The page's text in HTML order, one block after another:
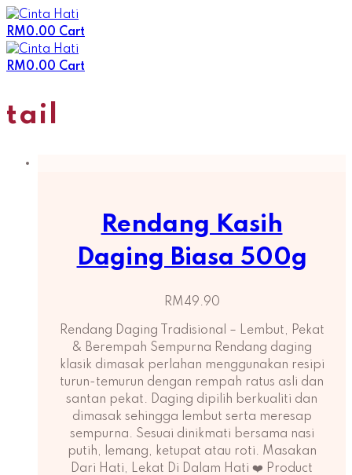
Skip
to
content
RM0.00 Cart
RM0.00 Cart
tail
Rendang Kasih
Daging Biasa 500g
RM49.90
Rendang Daging Tradisional – Lembut, Pekat
& Berempah Sempurna Rendang daging
klasik dimasak perlahan menggunakan resipi
turun-temurun dengan rempah ratus asli dan
santan pekat. Daging dipilih berkualiti dan
dimasak sehingga lembut serta meresap
sempurna. Sesuai dinikmati bersama nasi
putih, lemang, ketupat atau roti. Masakan
Dari Hati, Lekat Di Dalam Hati ❤️ Product